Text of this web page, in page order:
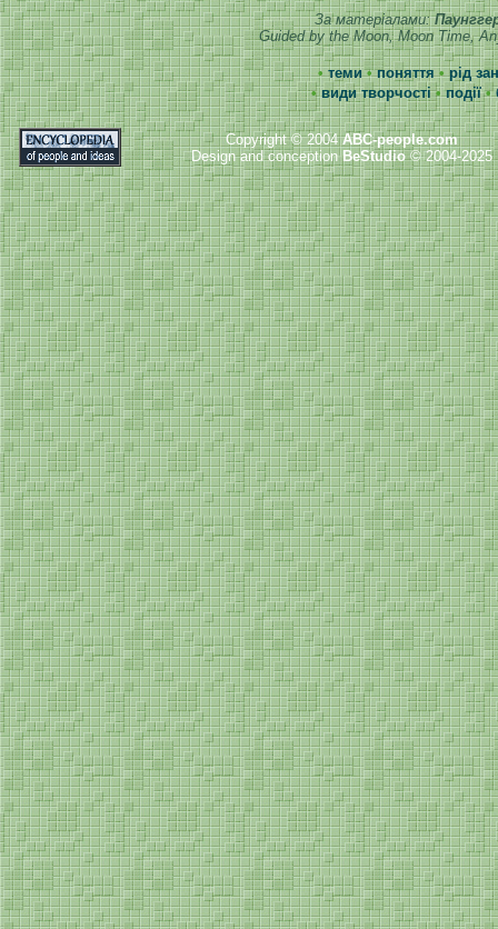
За матеріалами:
Guided by the Moon, Moon Time,
•теми • поняття • рід
•види творчості • події •
Copyright © 2004ABC-people.com
Design and conceptionBeStudio© 2004-2025